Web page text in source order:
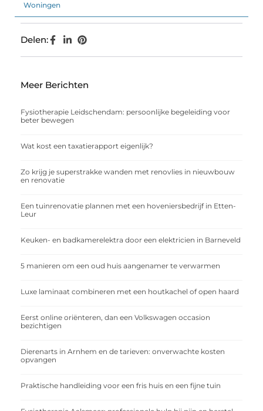
Woningen
Delen:
Meer Berichten
Fysiotherapie Leidschendam: persoonlijke begeleiding voor
beter bewegen
Wat kost een taxatierapport eigenlijk?
Zo krijg je superstrakke wanden met renovlies in nieuwbouw
en renovatie
Een tuinrenovatie plannen met een hoveniersbedrijf in Etten-
Leur
Keuken- en badkamerelektra door een elektricien in Barneveld
5 manieren om een oud huis aangenamer te verwarmen
Luxe laminaat combineren met een houtkachel of open haard
Eerst online oriënteren, dan een Volkswagen occasion
bezichtigen
Dierenarts in Arnhem en de tarieven: onverwachte kosten
opvangen
Praktische handleiding voor een fris huis en een fijne tuin